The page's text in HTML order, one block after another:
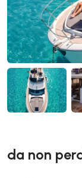
da non